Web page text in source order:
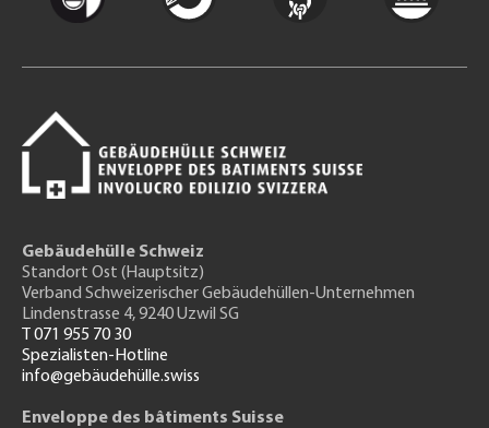
Gebäudehülle Schweiz
Standort Ost (Hauptsitz)
Verband Schweizerischer Gebäudehüllen-Unternehmen
Lindenstrasse 4, 9240 Uzwil SG
T 071 955 70 30
Spezialisten-Hotline
info@gebäudehülle.swiss
Enveloppe des bâtiments Suisse